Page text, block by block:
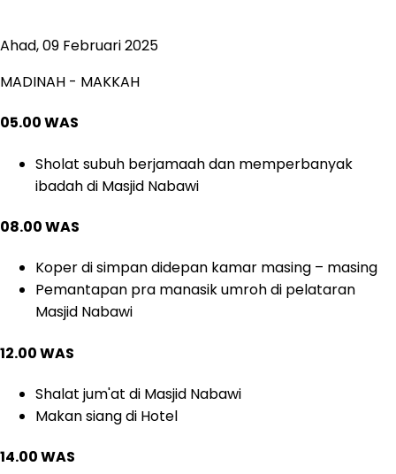
Ahad, 09 Februari 2025
MADINAH - MAKKAH
05.00 WAS
Sholat subuh berjamaah dan memperbanyak
ibadah di Masjid Nabawi
08.00 WAS
Koper di simpan didepan kamar masing – masing
Pemantapan pra manasik umroh di pelataran
Masjid Nabawi
12.00 WAS
Shalat jum'at di Masjid Nabawi
Makan siang di Hotel
14.00 WAS